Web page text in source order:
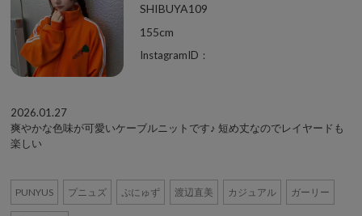
SHIBUYA109
155cm
InstagramID：
2026.01.27
爽やかな色味が可愛いケーブルニットです♪ 短め丈なのでレイヤードも
楽しい
PUNYUS プニュズ ぷにゅず 渡辺直美 カジュアル ガーリー